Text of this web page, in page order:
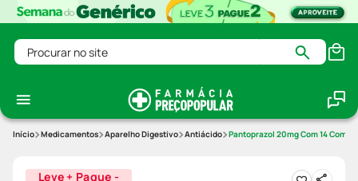
Procurar no site
Medicamentos Aparelho Digestivo Antiácido Pantoprazol 20mg Com 14
Leve + Pague -